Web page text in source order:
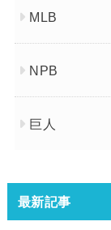
MLB
NPB
巨人
最新記事